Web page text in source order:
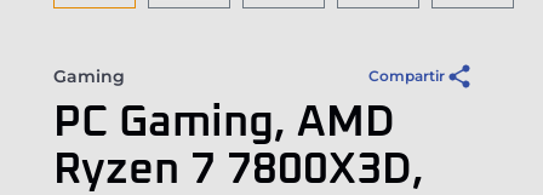
Gaming Compartir
PC Gaming, AMD
Ryzen 7 7800X3D,